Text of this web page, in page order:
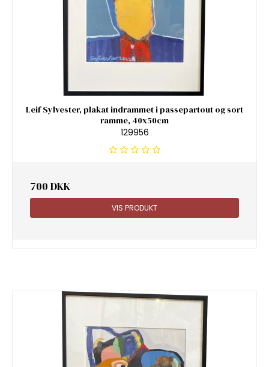
Leif Sylvester, plakat indrammet i passepartout og sort
ramme, 40x50cm
129956
700 DKK
VIS PRODUKT